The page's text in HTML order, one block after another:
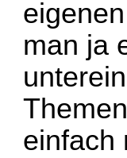
man ja
einfach